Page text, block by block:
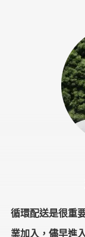
循環配送是很重
業加入，儘早進